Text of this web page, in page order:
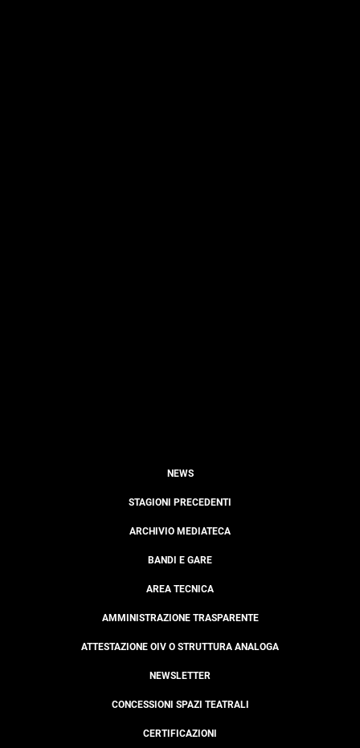
NEWS
STAGIONI PRECEDENTI
ARCHIVIO MEDIATECA
BANDI E GARE
AREA TECNICA
AMMINISTRAZIONE TRASPARENTE
ATTESTAZIONE OIV O STRUTTURA ANALOGA
NEWSLETTER
CONCESSIONI SPAZI TEATRALI
CERTIFICAZIONI